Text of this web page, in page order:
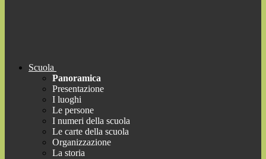
Scuola
Panoramica
Presentazione
I luoghi
Le persone
I numeri della scuola
Le carte della scuola
Organizzazione
La storia